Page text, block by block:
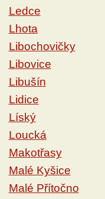
Ledce
Lhota
Libochovičky
Libovice
Libušín
Lidice
Líský
Loucká
Makotřasy
Malé Kyšice
Malé Přítočno